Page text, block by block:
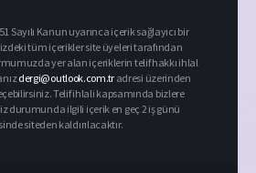
Sayılı Kanun uyarınca içerik sağlayıcı bir
tüm içerikler site üyeleri tarafından
yer alan içeriklerin telif hakkı ihlal
dergi@outlook.com.tr adresi üzerinden
Telif ihlali kapsamında bizlere
durumunda ilgili içerik en geç 2 iş günü
siteden kaldırılacaktır.